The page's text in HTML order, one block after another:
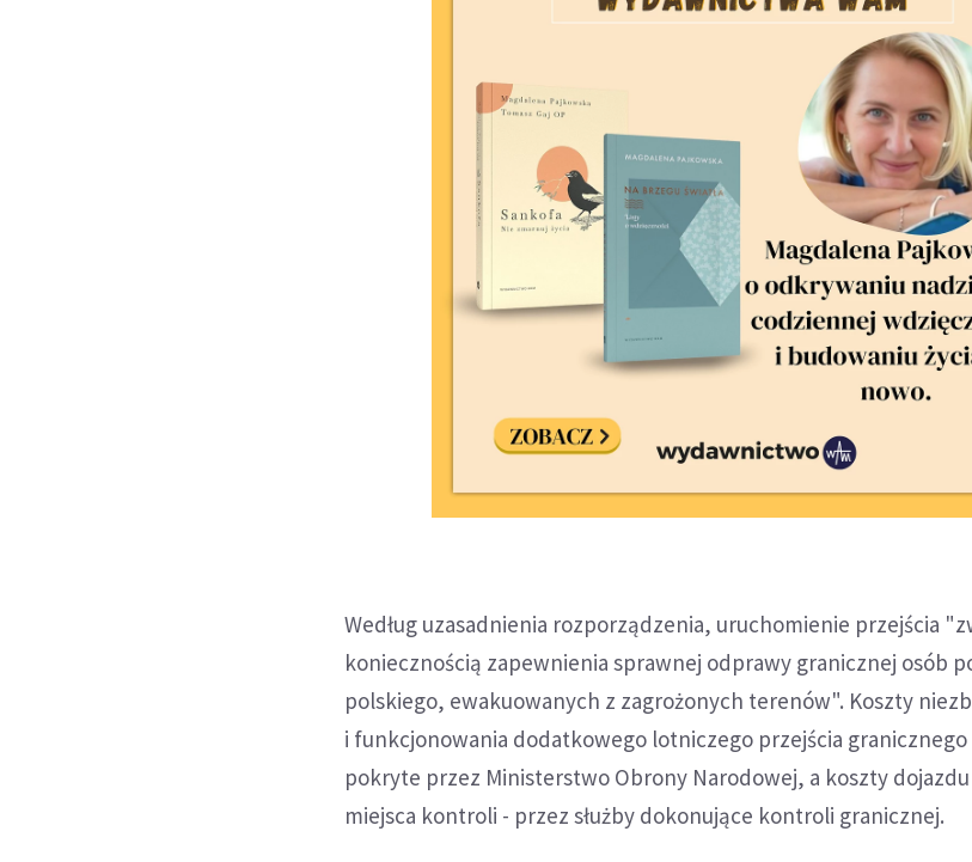
Według uzasadnienia rozporządzenia, uruchomienie przejścia
koniecznością zapewnienia sprawnej odprawy granicznej osób
polskiego, ewakuowanych z zagrożonych terenów". Koszty
i funkcjonowania dodatkowego lotniczego przejścia
pokryte przez Ministerstwo Obrony Narodowej, a koszty
miejsca kontroli - przez służby dokonujące kontroli granicznej.